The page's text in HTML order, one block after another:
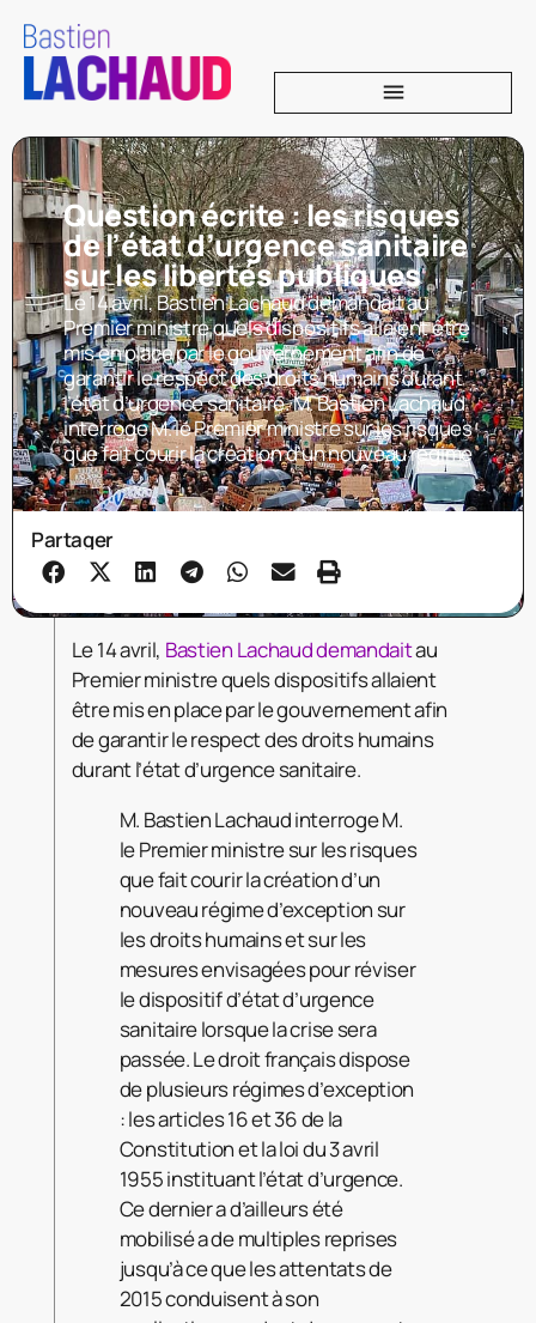
Question écrite : les risques
de l’état d’urgence sanitaire
sur les libertés publiques
Le 14 avril, Bastien Lachaud demandait au
Premier ministre quels dispositifs allaient être
mis en place par le gouvernement afin de
garantir le respect des droits humains durant
l’état d’urgence sanitaire. M. Bastien Lachaud
interroge M. le Premier ministre sur les risques
que fait courir la création d’un nouveau régime
Partager
Le 14 avril, Bastien Lachaud demandaitau
Premier ministre quels dispositifs allaient
être mis en place par le gouvernement afin
de garantir le respect des droits humains
durant l’état d’urgence sanitaire.
M. Bastien Lachaud interroge M.
le Premier ministre sur les risques
que fait courir la création d’un
nouveau régime d’exception sur
les droits humains et sur les
mesures envisagées pour réviser
le dispositif d’état d’urgence
sanitaire lorsque la crise sera
passée. Le droit français dispose
de plusieurs régimes d’exception
: les articles 16 et 36 de la
Constitution et la loi du 3 avril
1955 instituant l’état d’urgence.
Ce dernier a d’ailleurs été
mobilisé a de multiples reprises
jusqu’à ce que les attentats de
2015 conduisent à son